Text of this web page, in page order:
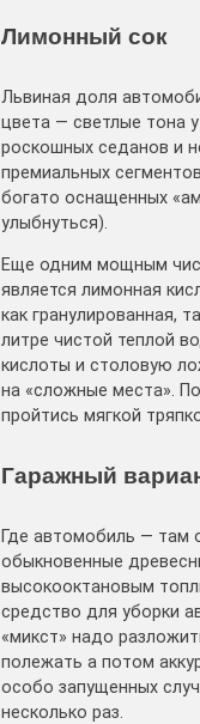
Лимонный сок
Львиная доля
цвета — светлые тона
роскошных седанов и
премиальных
богато оснащенных
улыбнуться).
Еще одним мощным
является лимонная
как гранулированная,
литре чистой теплой
кислоты и столовую
на «сложные места».
пройтись мягкой
Гаражный
Где автомобиль — там
обыкновенные
высокооктановым
средство для уборки
«микст» надо
полежать а потом
особо запущенных
несколько раз.